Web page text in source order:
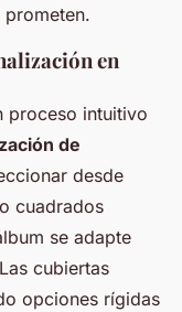
en
proceso intuitivo
de
desde
cuadrados
se adapte
cubiertas
opciones rígidas